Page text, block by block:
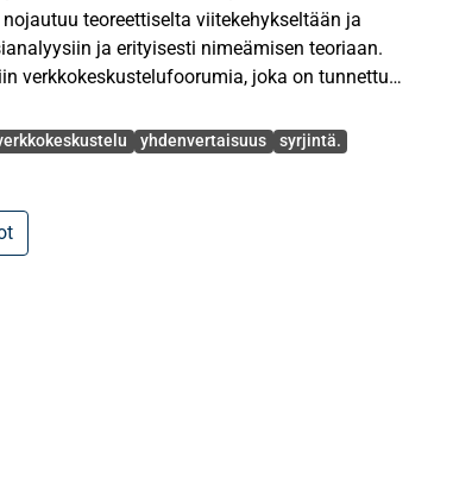
teoreettiselta viitekehykseltään ja
ja erityisesti nimeämisen teoriaan.
verkkokeskustelufoorumia, joka on tunnettu
Tällöin löytyi 154 eri nimitystä, jotka
ja negatiivisiin perusmerkityksensä
yhdenvertaisuus syrjintä.